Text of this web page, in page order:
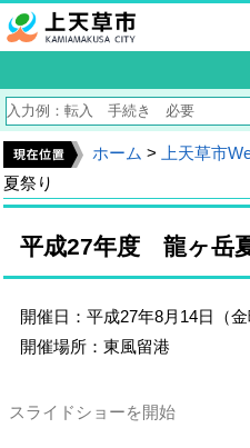
ホーム > 上天草市
夏祭り
平成27年度 龍ヶ岳
開催日：平成27年8月14日（金
開催場所：東風留港
スライドショーを開始